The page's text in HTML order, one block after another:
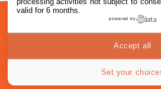
propos
Préférences
cookies
|
valid for 6 months.
powered by
Set your
Accept all